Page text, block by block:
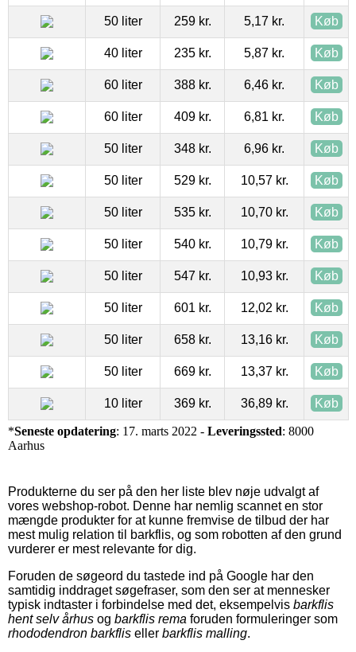
50 liter 259 kr. 5,17 kr. Køb
40 liter 235 kr. 5,87 kr. Køb
60 liter 388 kr. 6,46 kr. Køb
60 liter 409 kr. 6,81 kr. Køb
50 liter 348 kr. 6,96 kr. Køb
50 liter 529 kr. 10,57 kr. Køb
50 liter 535 kr. 10,70 kr. Køb
50 liter 540 kr. 10,79 kr. Køb
50 liter 547 kr. 10,93 kr. Køb
50 liter 601 kr. 12,02 kr. Køb
50 liter 658 kr. 13,16 kr. Køb
50 liter 669 kr. 13,37 kr. Køb
10 liter 369 kr. 36,89 kr. Køb
*Seneste opdatering: 17. marts 2022 - Leveringssted: 8000
Aarhus
Produkterne du ser på den her liste blev nøje udvalgt af
vores webshop-robot. Denne har nemlig scannet en stor
mængde produkter for at kunne fremvise de tilbud der har
mest mulig relation til barkflis, og som robotten af den grund
vurderer er mest relevante for dig.
Foruden de søgeord du tastede ind på Google har den
samtidig inddraget søgefraser, som den ser at mennesker
typisk indtaster i forbindelse med det, eksempelvis barkflis
hent selv århus og barkflis rema foruden formuleringer som
rhododendron barkflis eller barkflis malling.